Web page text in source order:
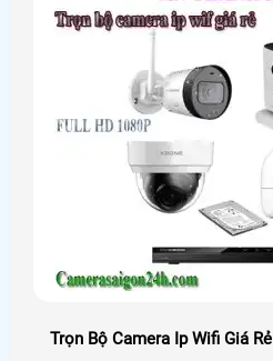
Trọn Bộ Camera Ip Wifi Giá Rẻ